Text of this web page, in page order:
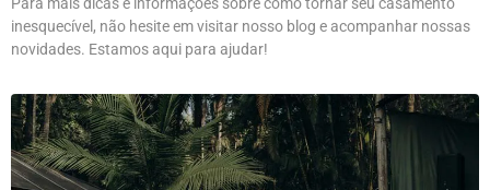
inesquecível, não hesite em visitar nosso blog e acompanhar nossas
novidades. Estamos aqui para ajudar!